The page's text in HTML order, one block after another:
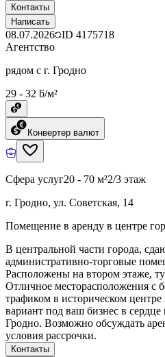
Контакты
Написать
08.07.2026 ID 4175718
Агентство
рядом с г. Гродно
29 - 32 ƃ/м²
Конвертер валют
Сфера услуг20 - 70 м²2/3 этаж
г. Гродно, ул. Советская, 14
Помещение в аренду в центре
В центральной части города,
административно-торговые
Расположены на втором этаже,
Отличное месторасположения с
трафиком в историческом
вариант под ваш бизнес в сердце
Гродно. Возможно обсуждать
условия рассрочки.
Контакты